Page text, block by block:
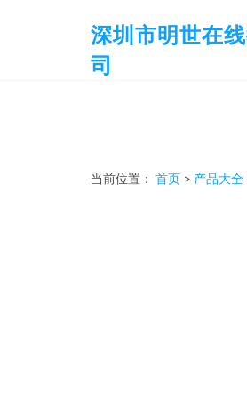
深圳市明世在
司
当前位置： 首页 > 产品大全